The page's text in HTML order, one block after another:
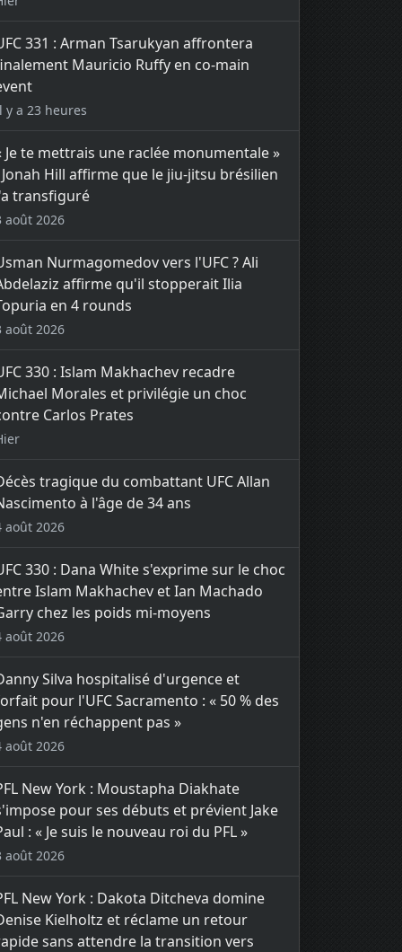
331 : Arman Tsarukyan affrontera
Mauricio Ruffy en co-main
y a 23 heures
Je te mettrais une raclée monumentale »
Hill affirme que le jiu-jitsu brésilien
transfiguré
août 2026
Nurmagomedov vers l'UFC ? Ali
affirme qu'il stopperait Ilia
en 4 rounds
août 2026
330 : Islam Makhachev recadre
Morales et privilégie un choc
Carlos Prates
tragique du combattant UFC Allan
à l'âge de 34 ans
août 2026
330 : Dana White s'exprime sur le choc
Islam Makhachev et Ian Machado
chez les poids mi-moyens
août 2026
Silva hospitalisé d'urgence et
pour l'UFC Sacramento : « 50 % des
n'en réchappent pas »
août 2026
New York : Moustapha Diakhate
pour ses débuts et prévient Jake
: « Je suis le nouveau roi du PFL »
août 2026
New York : Dakota Ditcheva domine
Kielholtz et réclame un retour
sans attendre la transition vers